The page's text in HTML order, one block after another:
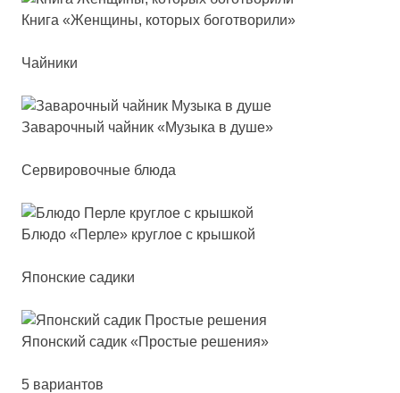
Кни­га «Жен­щи­ны, ко­то­рых бо­гот­во­ри­ли»
Чайники
Зава­роч­ный чай­ник «Музы­ка в ду­ше»
Сервировочные блюда
Блю­до «Пер­ле» круг­лое с крыш­кой
Японские садики
Япон­ский са­дик «Прос­тые ре­ше­ния»
5 вариантов